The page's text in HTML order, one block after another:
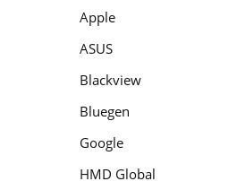
Apple
ASUS
Blackview
Bluegen
Google
HMD Global